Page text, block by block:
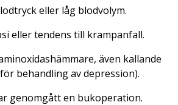
eller låg blodvolym.
eller tendens till krampanfall.
även kallande
behandling av depression).
genomgått en bukoperation.